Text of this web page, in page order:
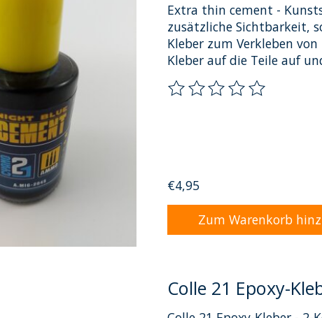
Extra thin cement -
zusätzliche Sichtbarkeit,
Kleber zum Verkleben
Kleber auf die Teile auf
Die Bewertung dieses
€4,95
Zum Warenkorb
Colle 21 Epoxy-